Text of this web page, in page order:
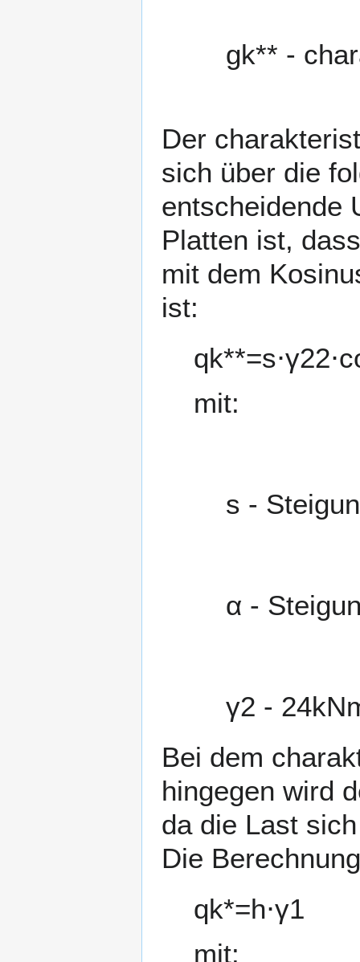
gk** -
Der
sich über die
entscheidende
Platten ist,
mit dem
ist:
qk**=s⋅γ22⋅c
mit:
s -
α -
γ2 - 24kN
Bei dem
hingegen wird
da die Last
Die
qk*=h⋅γ1
mit: